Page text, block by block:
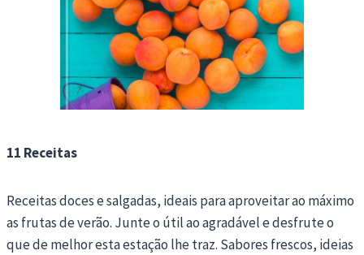
11 Receitas
Receitas doces e salgadas, ideais para aproveitar ao máximo
as frutas de verão. Junte o útil ao agradável e desfrute o
que de melhor esta estação lhe traz. Sabores frescos, ideias